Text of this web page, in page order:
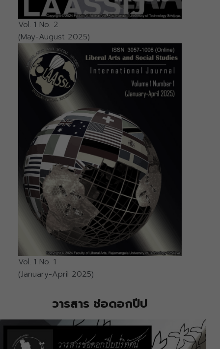
Vol. 1 No. 2
(May-August 2025)
Vol. 1 No. 1
(January-April 2025)
วารสาร ช่อดอกปีป